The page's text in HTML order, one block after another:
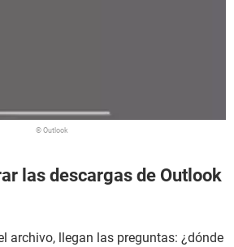
© Outlook
las descargas de Outlook
archivo, llegan las preguntas: ¿dónde